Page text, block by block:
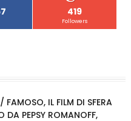
419
Followers
FAMOSO, IL FILM DI SFERA
DA PEPSY ROMANOFF,